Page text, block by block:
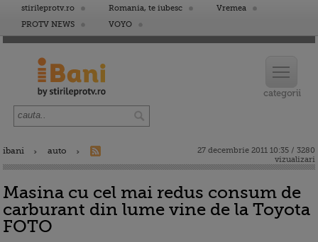
stirileprotv.ro Romania, te iubesc
Vremea
PROTV NEWS
VOYO
ibani auto
27 decembrie 2011 10:35 / 3280
vizualizari
Masina cu cel mai redus consum de
carburant din lume vine de la Toyota
FOTO